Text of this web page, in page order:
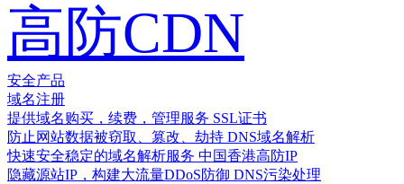
高防CDN
安全产品
域名注册
提供域名购买，续费，管理服务 SSL证书
防止网站数据被窃取、篡改、劫持 DNS域名解析
快速安全稳定的域名解析服务 中国香港高防IP
隐藏源站IP，构建大流量DDoS防御 DNS污染处理